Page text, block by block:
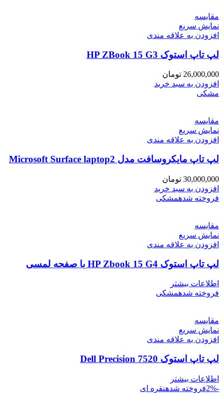
مقايسه
نمایش سریع
افزودن به علاقه مندی
لپ تاپ استوک HP ZBook 15 G3
26,000,000 تومان
افزودن به سبد خرید
مشکی
مقايسه
نمایش سریع
افزودن به علاقه مندی
لپ تاپ مایکروسافت مدل Microsoft Surface laptop2
30,000,000 تومان
افزودن به سبد خرید
فروخته شدهمشکی
مقايسه
نمایش سریع
افزودن به علاقه مندی
لپ تاپ استوک HP Zbook 15 G4 با صفحه لمسی
اطلاعات بیشتر
فروخته شدهمشکی
مقايسه
نمایش سریع
افزودن به علاقه مندی
لپ تاپ استوک Dell Precision 7520
اطلاعات بیشتر
-2%
فروخته شدهنقره ای